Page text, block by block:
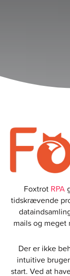
Foxtrot RPA
tidskrævende
mails og meget
Der er ikke
intuitive
start. Ved at